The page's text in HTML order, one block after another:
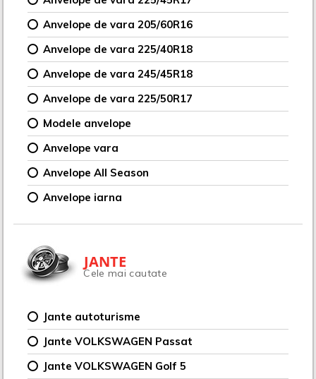
Anvelope de vara 205/60R16
Anvelope de vara 225/40R18
Anvelope de vara 245/45R18
Anvelope de vara 225/50R17
Modele anvelope
Anvelope vara
Anvelope All Season
Anvelope iarna
JANTE
Cele mai cautate
Jante autoturisme
Jante VOLKSWAGEN Passat
Jante VOLKSWAGEN Golf 5